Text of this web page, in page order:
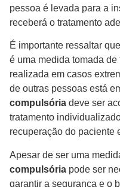
pessoa é levada para a
receberá o tratamento
É importante ressaltar
é uma medida tomada
realizada em casos
de outras pessoas está
compulsória deve ser
tratamento
recuperação do paciente
Apesar de ser uma
compulsória pode ser
garantir a segurança e o